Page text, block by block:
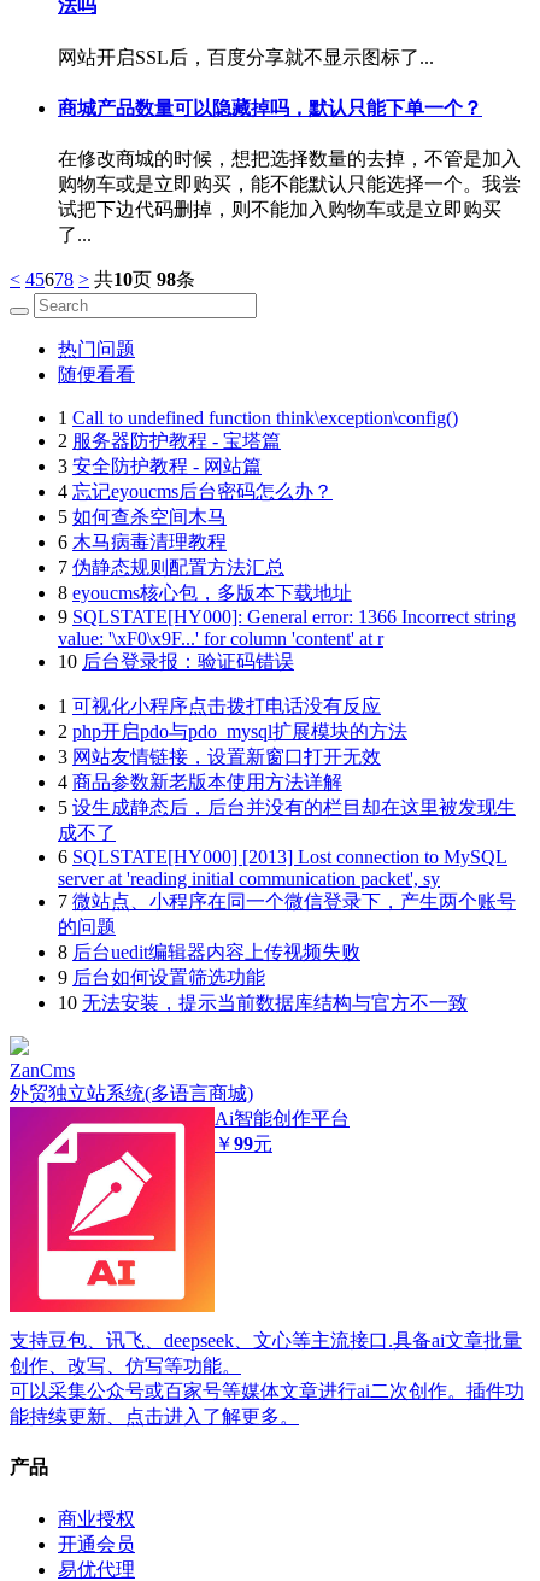
法吗
网站开启SSL后，百度分享就不显示图标了...
商城产品数量可以隐藏掉吗，默认只能下单一个？
在修改商城的时候，想把选择数量的去掉，不管是加入
购物车或是立即购买，能不能默认只能选择一个。我尝
试把下边代码删掉，则不能加入购物车或是立即购买
了...
< 45678 > 共10页 98条
热门问题
随便看看
1 Call to undefined function think\exception\config()
2 服务器防护教程 - 宝塔篇
3 安全防护教程 - 网站篇
4 忘记eyoucms后台密码怎么办？
5 如何查杀空间木马
6 木马病毒清理教程
7 伪静态规则配置方法汇总
8 eyoucms核心包，多版本下载地址
9 SQLSTATE[HY000]: General error: 1366 Incorrect string
value: '\xF0\x9F...' for column 'content' at r
10 后台登录报：验证码错误
1 可视化小程序点击拨打电话没有反应
2 php开启pdo与pdo_mysql扩展模块的方法
3 网站友情链接，设置新窗口打开无效
4 商品参数新老版本使用方法详解
5 设生成静态后，后台并没有的栏目却在这里被发现生
成不了
6 SQLSTATE[HY000] [2013] Lost connection to MySQL
server at 'reading initial communication packet', sy
7 微站点、小程序在同一个微信登录下，产生两个账号
的问题
8 后台uedit编辑器内容上传视频失败
9 后台如何设置筛选功能
10 无法安装，提示当前数据库结构与官方不一致
ZanCms
外贸独立站系统(多语言商城)
Ai智能创作平台
￥99元
支持豆包、讯飞、deepseek、文心等主流接口.具备ai文章批量
创作、改写、仿写等功能。
可以采集公众号或百家号等媒体文章进行ai二次创作。插件功
能持续更新、点击进入了解更多。
产品
商业授权
开通会员
易优代理